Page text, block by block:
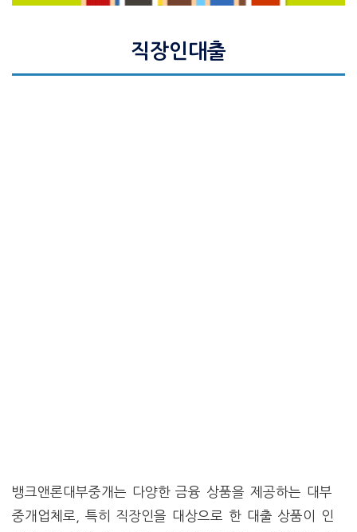
직장인대출
뱅크앤론대부중개는 다양한 금융 상품을 제공하는 대부
중개업체로, 특히 직장인을 대상으로 한 대출 상품이 인